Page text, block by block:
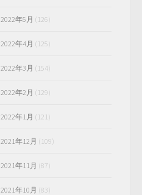
2022年5月 (126)
2022年4月 (125)
2022年3月 (154)
2022年2月 (129)
2022年1月 (121)
2021年12月 (109)
2021年11月 (87)
2021年10月 (83)